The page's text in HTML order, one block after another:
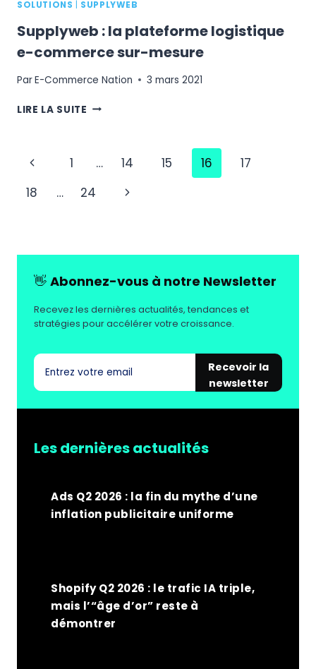
SOLUTIONS SUPPLYWEB
Supplyweb : la plateforme logistique
e-commerce sur-mesure
ParE-Commerce Nation 3 mars 2021
LIRE LA SUITE SUPPLYWEB
LOGISTIQUE
COMMERCE
Navigation
de
Page
précédente
1 … 14 15 16
17
18
… 24
Page
👋 Abonnez-vous à notre Newsletter
Recevez les dernières actualités, tendances et
stratégies pour accélérer votre croissance.
Recevoir la
newsletter
Les dernières actualités
Ads Q2 2026 : la fin du mythe d’une
inflation publicitaire uniforme
Shopify Q2 2026 : le trafic IA triple,
mais l’“âge d’or” reste à
démontrer